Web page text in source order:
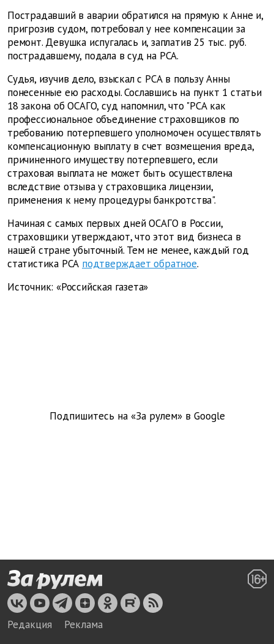
Пострадавший в аварии обратился на прямую к Анне и,
пригрозив судом, потребовал у нее компенсации за
ремонт. Девушка испугалась и, заплатив 25 тыс. руб.
пострадавшему, подала в суд на РСА.
Судья, изучив дело, взыскал с РСА в пользу Анны
понесенные ею расходы. Сославшись на пункт 1 статьи
18 закона об ОСАГО, суд напомнил, что "РСА как
профессиональное объединение страховщиков по
требованию потерпевшего уполномочен осуществлять
компенсационную выплату в счет возмещения вреда,
причиненного имуществу потерпевшего, если
страховая выплата не может быть осуществлена
вследствие отзыва у страховщика лицензии,
применения к нему процедуры банкротства".
Начиная с самых первых дней ОСАГО в России,
страховщики утверждают, что этот вид бизнеса в
нашей стране убыточный. Тем не менее, каждый год
статистика РСА подтверждает обратное.
Источник: «Российская газета»
Подпишитесь на «За рулем» в Google
Редакция
Реклама